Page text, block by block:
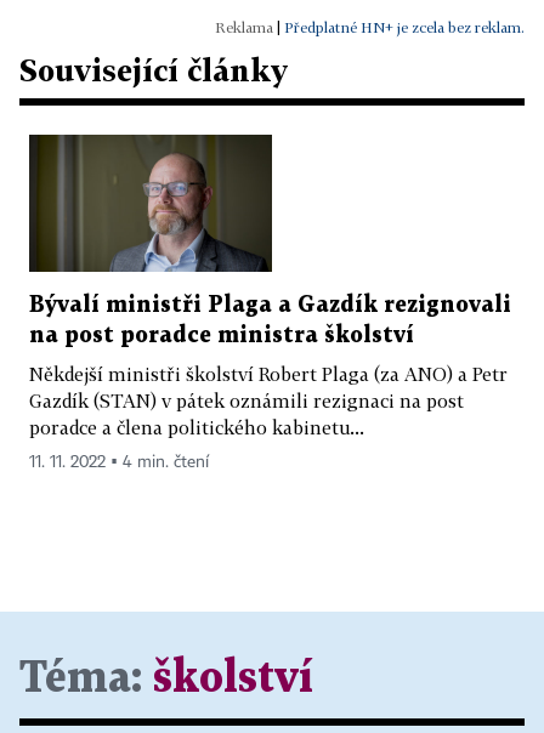
Předplatné HN+ je zcela bez reklam.
Související články
Bývalí ministři Plaga a Gazdík rezignovali
na post poradce ministra školství
Někdejší ministři školství Robert Plaga (za ANO) a Petr
Gazdík (STAN) v pátek oznámili rezignaci na post
poradce a člena politického kabinetu...
11. 11. 2022 ▪ 4 min. čtení
Téma: školství